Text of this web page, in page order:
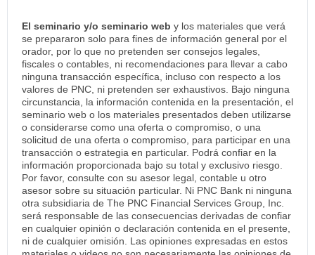
El seminario y/o seminario web y los materiales que verá
se prepararon solo para fines de información general por el
orador, por lo que no pretenden ser consejos legales,
fiscales o contables, ni recomendaciones para llevar a cabo
ninguna transacción específica, incluso con respecto a los
valores de PNC, ni pretenden ser exhaustivos. Bajo ninguna
circunstancia, la información contenida en la presentación, el
seminario web o los materiales presentados deben utilizarse
o considerarse como una oferta o compromiso, o una
solicitud de una oferta o compromiso, para participar en una
transacción o estrategia en particular. Podrá confiar en la
información proporcionada bajo su total y exclusivo riesgo.
Por favor, consulte con su asesor legal, contable u otro
asesor sobre su situación particular. Ni PNC Bank ni ninguna
otra subsidiaria de The PNC Financial Services Group, Inc.
será responsable de las consecuencias derivadas de confiar
en cualquier opinión o declaración contenida en el presente,
ni de cualquier omisión. Las opiniones expresadas en estos